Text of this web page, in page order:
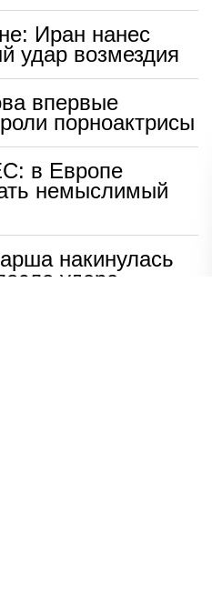
Иран нанес
удар возмездия
впервые
порноактрисы
в Европе
немыслимый
накинулась
удара